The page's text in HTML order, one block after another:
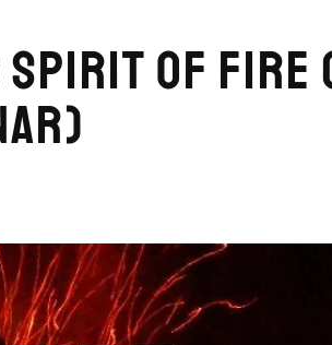
OF